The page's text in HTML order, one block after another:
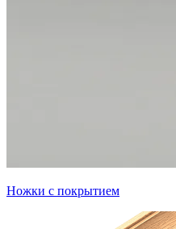
Ножки с покрытием